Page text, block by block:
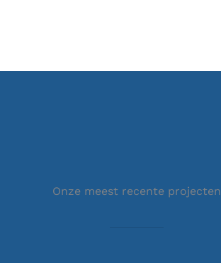
Onze meest recente projecten